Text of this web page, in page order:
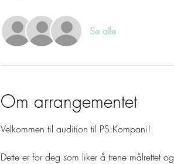
Se alle
Om arrangementet
Velkommen til audition til PS:Kompani!
Dette er for deg som liker å trene målrettet